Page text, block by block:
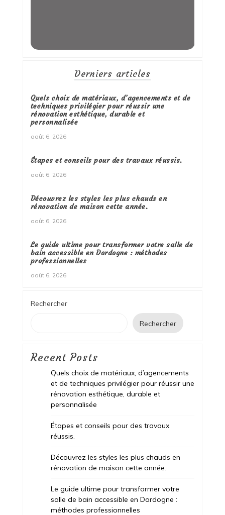
Derniers articles
Quels choix de matériaux, d’agencements et de
techniques privilégier pour réussir une
rénovation esthétique, durable et
personnalisée
août 6, 2026
Étapes et conseils pour des travaux réussis.
août 6, 2026
Découvrez les styles les plus chauds en
rénovation de maison cette année.
août 6, 2026
Le guide ultime pour transformer votre salle de
bain accessible en Dordogne : méthodes
professionnelles
août 6, 2026
Rechercher
Rechercher
Recent Posts
Quels choix de matériaux, d’agencements
et de techniques privilégier pour réussir une
rénovation esthétique, durable et
personnalisée
Étapes et conseils pour des travaux
réussis.
Découvrez les styles les plus chauds en
rénovation de maison cette année.
Le guide ultime pour transformer votre
salle de bain accessible en Dordogne :
méthodes professionnelles